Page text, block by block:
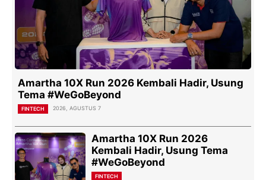
Amartha 10X Run 2026 Kembali Hadir, Usung
Tema #WeGoBeyond
FINTECH 2026, AGUSTUS 7
Amartha 10X Run 2026
Kembali Hadir, Usung Tema
#WeGoBeyond
FINTECH